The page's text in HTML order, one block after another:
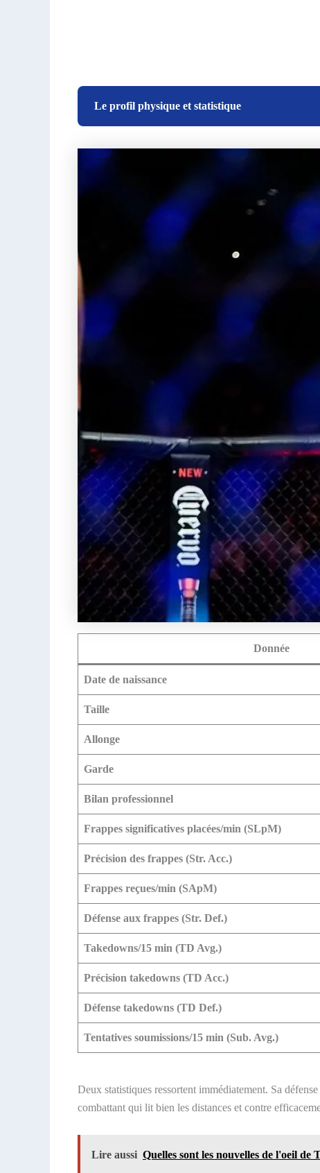
Le profil physique et statistique
Donnée
Date de naissance
Taille
Allonge
Garde
Bilan professionnel
Frappes significatives placées/min (SLpM)
Précision des frappes (Str. Acc.)
Frappes reçues/min (SApM)
Défense aux frappes (Str. Def.)
Takedowns/15 min (TD Avg.)
Précision takedowns (TD Acc.)
Défense takedowns (TD Def.)
Tentatives soumissions/15 min (Sub. Avg.)
Deux statistiques ressortent immédiatement. Sa
combattant qui lit bien les distances et contre
Lire aussi Quelles sont les nouvelles de l'oeil de